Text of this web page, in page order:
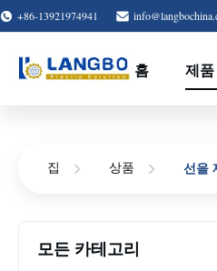
+86-13921974941
홈 제
집 상품 선을
모든 카테고리